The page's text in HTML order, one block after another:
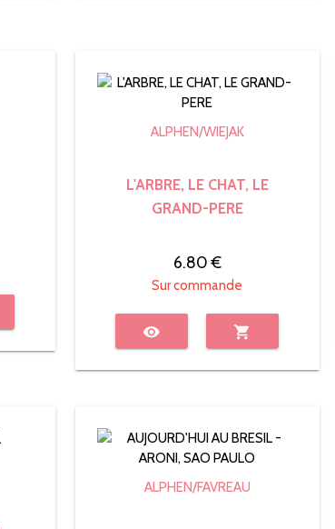
ALPHEN/WIEJAK
L'ARBRE, LE CHAT, LE
GRAND-PERE
6.80 €
Sur commande
visibility shopping_cart
ALPHEN/FAVREAU